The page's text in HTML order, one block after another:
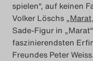
spielen“, auf keinen
Volker Löschs „Marat
Sade-Figur in
faszinierendsten
Freundes Peter